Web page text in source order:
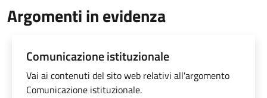
Argomenti in evidenza
Comunicazione istituzionale
Vai ai contenuti del sito web relativi all'argomento
Comunicazione istituzionale.